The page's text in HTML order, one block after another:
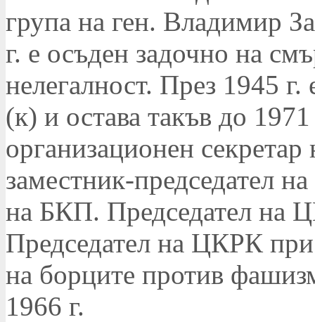
група на ген. Владимир
г. е осъден задочно на
нелегалност. През 1945
(к) и остава такъв до
организационен
заместник-председател
на БКП. Председател на
Председател на ЦКРК
на борците против
1966 г.